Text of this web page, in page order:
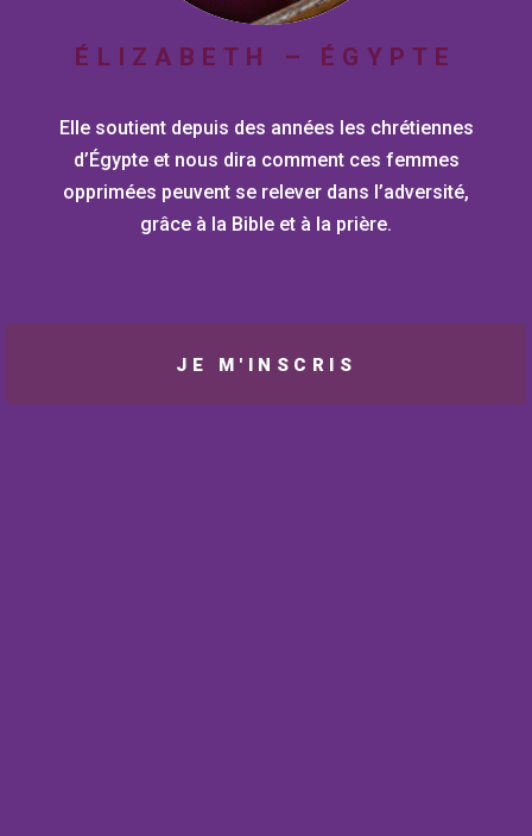
ÉLIZABETH – ÉGYPTE
Elle soutient depuis des années les chrétiennes
d’Égypte et nous dira comment ces femmes
opprimées peuvent se relever dans l’adversité,
grâce à la Bible et à la prière.
JE M'INSCRIS